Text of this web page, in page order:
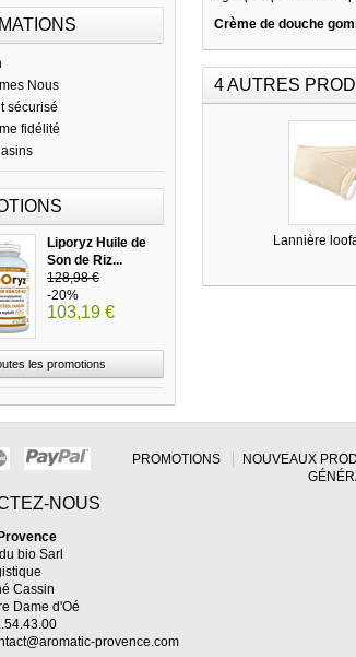
Nous
sécurisé
fidélité
Liporyz Huile de
Son de Riz...
128,98 €
-20%
103,19 €
les promotions
Crème de douche
4 AUTRES
Lannière
PROMOTIONS NOUVEAUX
NOUS
bio Sarl
Cassin
Dame d'Oé
provence.com